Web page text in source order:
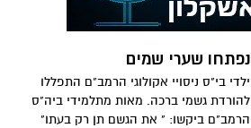
נפתחו שערי שמים
ילדי בי"ס ניסויי אקולוגי הרמב"ם התפללו
להורדת גשמי ברכה. מאות מתלמידי ביה"ס
הרמב"ם ביקשו: " את הגשם תן רק בעתו"